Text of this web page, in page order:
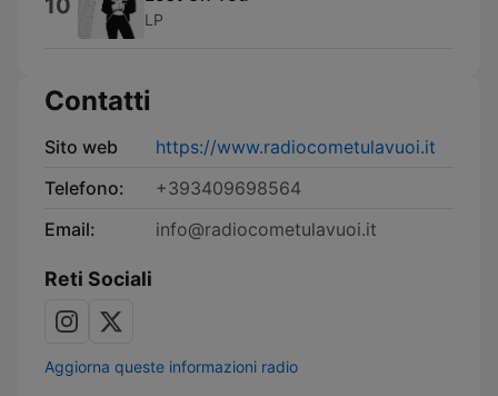
10 LP
Contatti
Sito web
https://www.radiocometulavuoi.it
Telefono:
+393409698564
Email:
info@radiocometulavuoi.it
Reti Sociali
Aggiorna queste informazioni radio